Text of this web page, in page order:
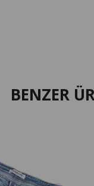
BENZER